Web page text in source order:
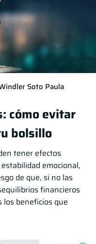
Soto Paula
cómo evitar
bolsillo
tener efectos
emocional,
de que, si no las
financieros
los beneficios que